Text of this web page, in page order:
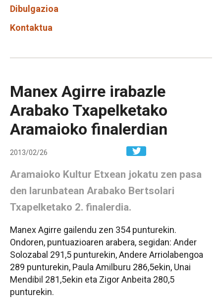
Dibulgazioa
Kontaktua
Manex Agirre irabazle
Arabako Txapelketako
Aramaioko finalerdian
2013/02/26
Aramaioko Kultur Etxean jokatu zen pasa
den larunbatean Arabako Bertsolari
Txapelketako 2. finalerdia.
Manex Agirre gailendu zen 354 punturekin.
Ondoren, puntuazioaren arabera, segidan: Ander
Solozabal 291,5 punturekin, Andere Arriolabengoa
289 punturekin, Paula Amilburu 286,5ekin, Unai
Mendibil 281,5ekin eta Zigor Anbeita 280,5
punturekin.